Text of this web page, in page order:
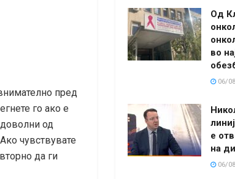
пред
го ако е
од
чувствувате
да ги
Од
во
06/
е
на
06/